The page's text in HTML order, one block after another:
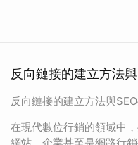
反向鏈接的建立方法
反向鏈接的建立方法與
在現代數位行銷的領域中